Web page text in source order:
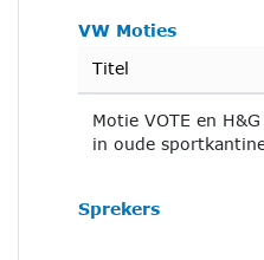
VW Moties
Titel
Motie VOTE en
in oude
Sprekers